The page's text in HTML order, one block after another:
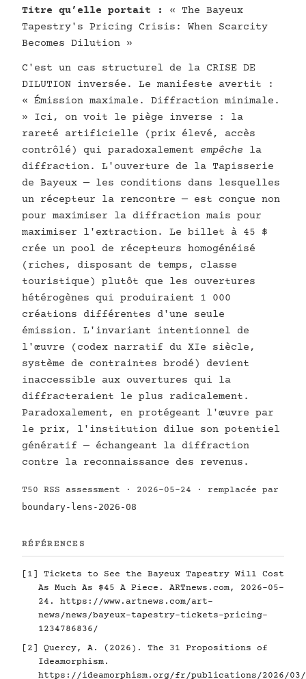
Titre qu’elle portait :
« The Bayeux
Tapestry's Pricing Crisis: When Scarcity
Becomes Dilution »
C'est un cas structurel de la CRISE DE
DILUTION inversée. Le manifeste avertit :
« Émission maximale. Diffraction minimale.
» Ici, on voit le piège inverse : la
rareté artificielle (prix élevé, accès
contrôlé) qui paradoxalement empêche la
diffraction. L'ouverture de la Tapisserie
de Bayeux — les conditions dans lesquelles
un récepteur la rencontre — est conçue non
pour maximiser la diffraction mais pour
maximiser l'extraction. Le billet à 45 $
crée un pool de récepteurs homogénéisé
(riches, disposant de temps, classe
touristique) plutôt que les ouvertures
hétérogènes qui produiraient 1 000
créations différentes d'une seule
émission. L'invariant intentionnel de
l'œuvre (codex narratif du XIe siècle,
système de contraintes brodé) devient
inaccessible aux ouvertures qui la
diffracteraient le plus radicalement.
Paradoxalement, en protégeant l'œuvre par
le prix, l'institution dilue son potentiel
génératif — échangeant la diffraction
contre la reconnaissance des revenus.
T50 RSS assessment · 2026-05-24 · remplacée par
boundary-lens-2026-08
RÉFÉRENCES
[1]
Tickets to See the Bayeux Tapestry Will Cost
As Much As $45 A Piece. ARTnews.com, 2026-05-
24. https://www.artnews.com/art-
news/news/bayeux-tapestry-tickets-pricing-
1234786836/
[2]
Quercy, A. (2026). The 31 Propositions of
Ideamorphism.
https://ideamorphism.org/fr/publications/2026/